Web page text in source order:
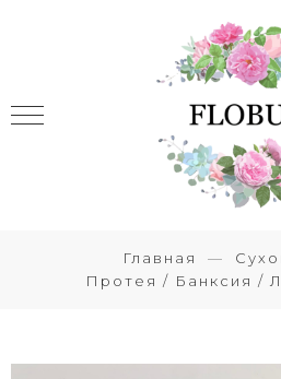
Главная
Протея / Банксия /